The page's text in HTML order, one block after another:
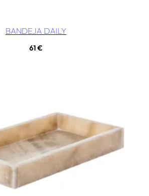
BANDEJA DAILY
61€